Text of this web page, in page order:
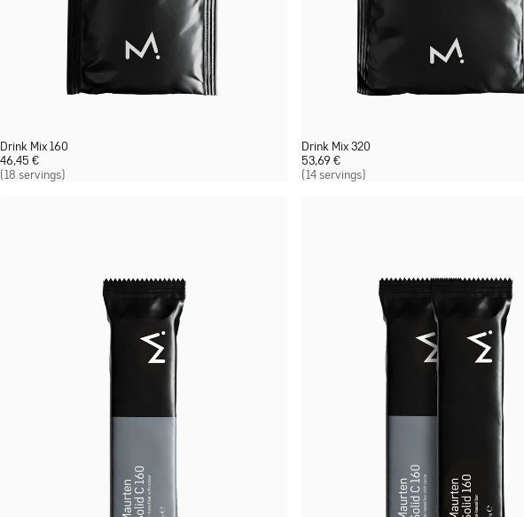
Drink Mix 160
(18 servings)
46,45 €
Drink Mix 320
(14 servings)
53,69 €